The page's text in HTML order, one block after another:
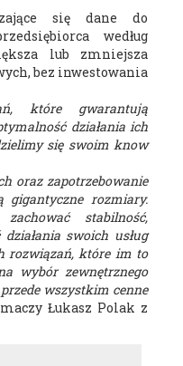
się dane do
według
lub zmniejsza
bez inwestowania
które gwarantują
działania ich
się swoim know
oraz zapotrzebowanie
gigantyczne rozmiary.
stabilność,
swoich usług
rozwiązań, które im to
wybór zewnętrznego
wszystkim cenne
Łukasz Polak z